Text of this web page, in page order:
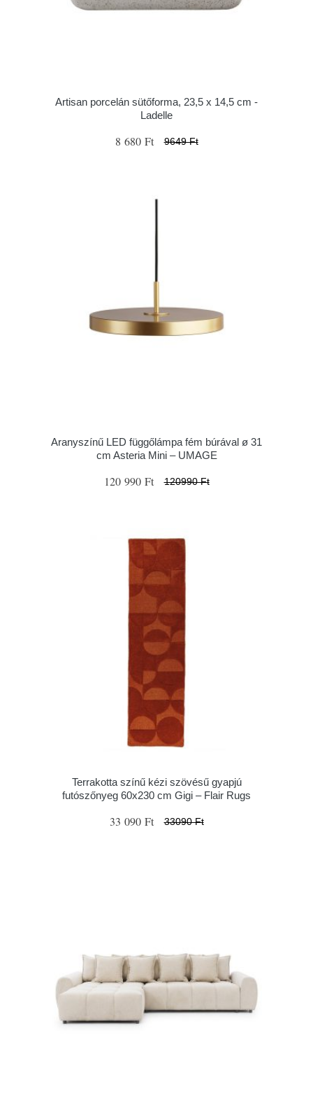
Artisan porcelán sütőforma, 23,5 x 14,5 cm -
Ladelle
8 680 Ft 9649 Ft
Aranyszínű LED függőlámpa fém búrával ø 31
cm Asteria Mini – UMAGE
120 990 Ft 120990 Ft
Terrakotta színű kézi szövésű gyapjú
futószőnyeg 60x230 cm Gigi – Flair Rugs
33 090 Ft 33090 Ft